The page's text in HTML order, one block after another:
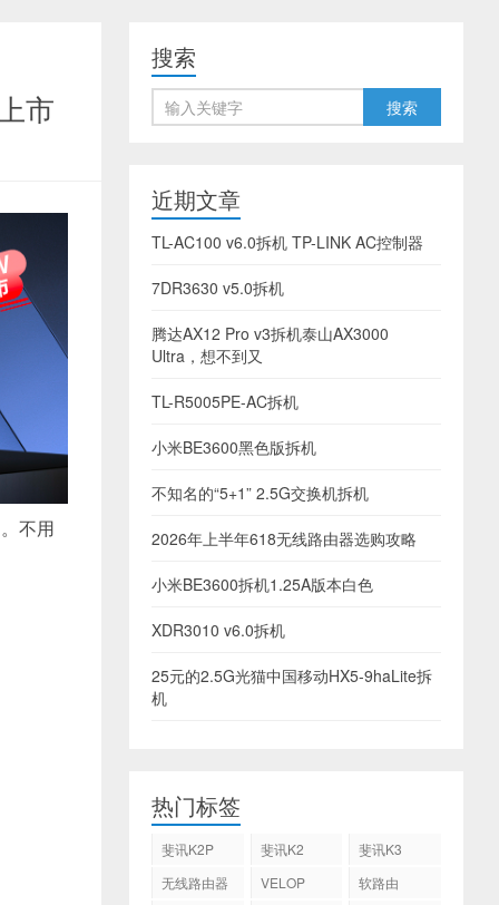
市
不用
搜索
近期文章
TL-AC100 v6.0拆机 TP-LINK AC控制器
7DR3630 v5.0拆机
腾达AX12 Pro v3拆机泰山AX3000
Ultra，想不到又
TL-R5005PE-AC拆机
小米BE3600黑色版拆机
不知名的“5+1” 2.5G交换机拆机
2026年上半年618无线路由器选购攻略
小米BE3600拆机1.25A版本白色
XDR3010 v6.0拆机
25元的2.5G光猫中国移动HX5-9haLite拆
机
热门标签
斐讯K2P 斐讯K2
斐讯K3
无线路由器
VELOP
软路由